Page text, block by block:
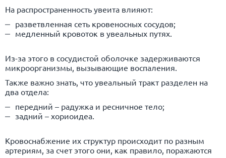
На распространенность увеита влияют:
разветвленная сеть кровеносных сосудов;
медленный кровоток в увеальных путях.
Из-за этого в сосудистой оболочке задерживаются
микроорганизмы, вызывающие воспаления.
Также важно знать, что увеальный тракт разделен на
два отдела:
передний – радужка и ресничное тело;
задний – хориоидеа.
Кровоснабжение их структур происходит по разным
артериям, за счет этого они, как правило, поражаются